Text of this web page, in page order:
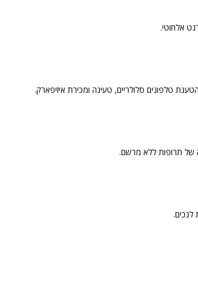
אלחוטי.
טלפונים סלולריים, טעינה ומכירת איזיפארק.
של תרופות ללא מרשם.
לנכים.